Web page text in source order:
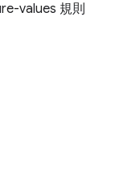
values 規則